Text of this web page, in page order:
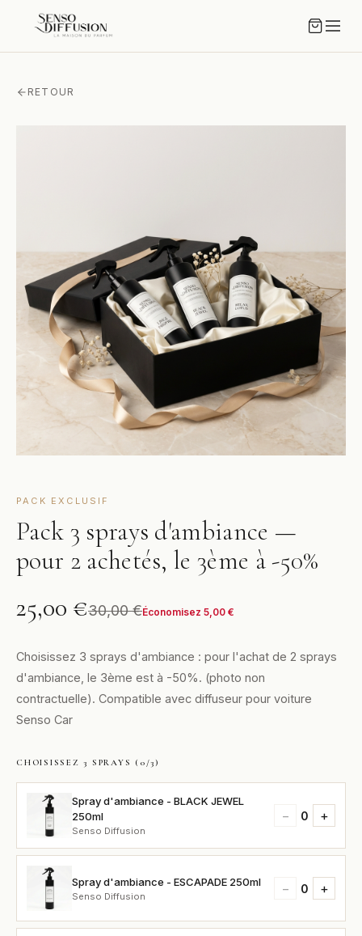
RETOUR
PACK EXCLUSIF
Pack 3 sprays d'ambiance —
pour 2 achetés, le 3ème à -50%
25,00 €30,00€Économisez 5,00 €
Choisissez 3 sprays d'ambiance : pour l'achat de 2 sprays
d'ambiance, le 3ème est à -50%. (photo non
contractuelle). Compatible avec diffuseur pour voiture
Senso Car
CHOISISSEZ 3 SPRAYS (0/3)
Spray d'ambiance - BLACK JEWEL
250ml
Senso Diffusion
− 0 +
Spray d'ambiance - ESCAPADE 250ml
Senso Diffusion − 0 +